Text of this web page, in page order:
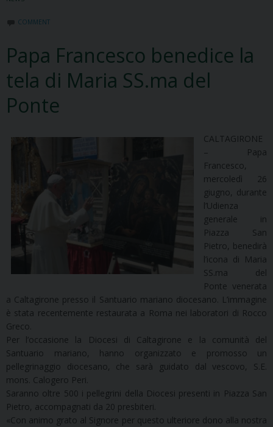
COMMENT
Papa Francesco benedice la
tela di Maria SS.ma del
Ponte
CALTAGIRONE
– Papa
Francesco,
mercoledì 26
giugno, durante
l’Udienza
generale in
Piazza San
Pietro, benedirà
l’icona di Maria
SS.ma del
Ponte venerata
a Caltagirone presso il Santuario mariano diocesano. L’immagine
è stata recentemente restaurata a Roma nei laboratori di Rocco
Greco.
Per l’occasione la Diocesi di Caltagirone e la comunità del
Santuario mariano, hanno organizzato e promosso un
pellegrinaggio diocesano, che sarà guidato dal vescovo, S.E.
mons. Calogero Peri.
Saranno oltre 500 i pellegrini della Diocesi presenti in Piazza San
Pietro, accompagnati da 20 presbiteri.
«Con animo grato al Signore per questo ulteriore dono alla nostra